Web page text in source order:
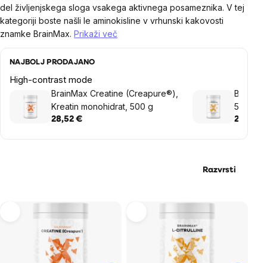
del življenjskega sloga vsakega aktivnega posameznika. V tej
kategoriji boste našli le aminokisline v vrhunski kakovosti
znamke BrainMax. Prikaži več
NAJBOLJ PRODAJANO
High-contrast mode
BrainMax Creatine (Creapure®),
Kreatin monohidrat, 500 g
28,52 €
500 g
26,48 €
Razvrsti
products